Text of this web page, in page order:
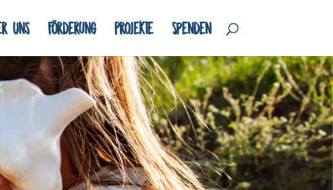
Uns Förderung Projekte Spenden